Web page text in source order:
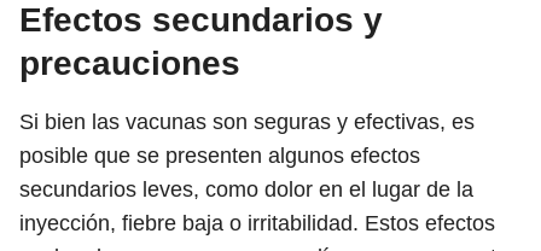
Efectos secundarios y
precauciones
Si bien las vacunas son seguras y efectivas, es
posible que se presenten algunos efectos
secundarios leves, como dolor en el lugar de la
inyección, fiebre baja o irritabilidad. Estos efectos